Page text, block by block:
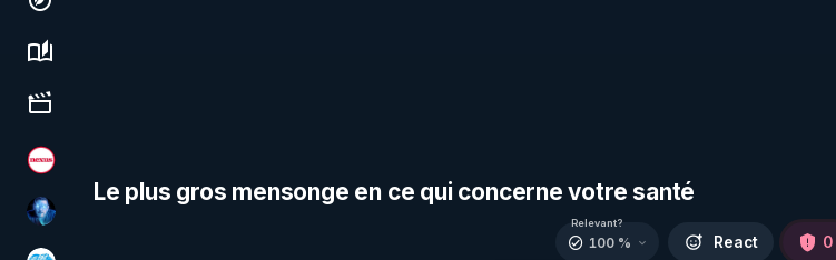
Economy, environment & technology
Science, history & spirituality
Culture, media & entertainment
Magazine Nexus
AH2020
Le plus gros mensonge en ce qui concerne votre santé
Relevant?
100 % React 0